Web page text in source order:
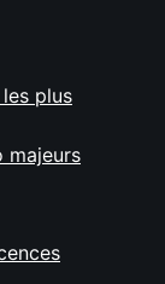
plus
majeurs